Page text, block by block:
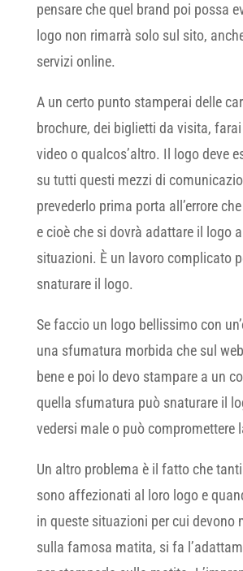
pensare che quel brand poi possa
logo non rimarrà solo sul sito,
servizi online.
A un certo punto stamperai delle
brochure, dei biglietti da visita,
video o qualcos’altro. Il logo deve
su tutti questi mezzi di
prevederlo prima porta all’errore
e cioè che si dovrà adattare il logo
situazioni. È un lavoro complicato
snaturare il logo.
Se faccio un logo bellissimo con
una sfumatura morbida che sul
bene e poi lo devo stampare a un
quella sfumatura può snaturare il
vedersi male o può compromettere
Un altro problema è il fatto che
sono affezionati al loro logo e
in queste situazioni per cui devono
sulla famosa matita, si fa